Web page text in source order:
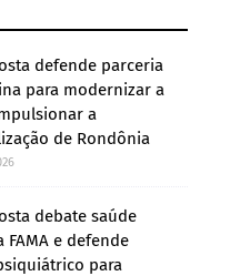
defende parceria
para modernizar a
a
de Rondônia
debate saúde
FAMA e defende
para